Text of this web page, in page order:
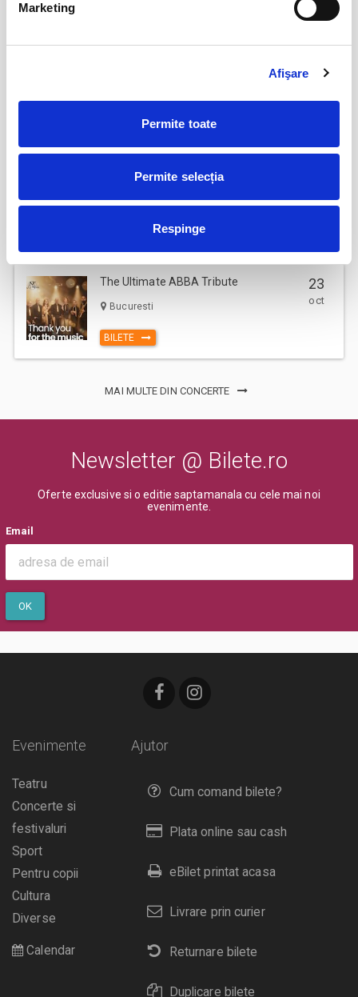
Marketing
Afişare
Permite toate
Permite selecția
Respinge
sept
The Ultimate ABBA Tribute
Bucuresti
BILETE
23
oct
MAI MULTE DIN CONCERTE
Newsletter @ Bilete.ro
Oferte exclusive si o editie saptamanala cu cele mai noi
evenimente.
Email
OK
Ajutor
Cum comand bilete?
Plata online sau cash
eBilet printat acasa
Livrare prin curier
Returnare bilete
Duplicare bilete
Evenimente
Teatru
Concerte si
festivaluri
Sport
Pentru copii
Cultura
Diverse
Calendar